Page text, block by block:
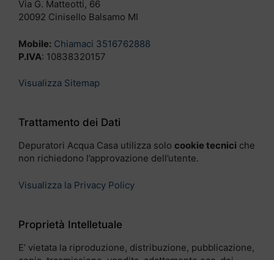
Via G. Matteotti, 66
20092 Cinisello Balsamo MI
Mobile: Chiamaci 3516762888
P.IVA: 10838320157
Visualizza Sitemap
Trattamento dei Dati
Depuratori Acqua Casa utilizza solo cookie tecnici che
non richiedono l’approvazione dell’utente.
Visualizza la Privacy Policy
Proprietà Intelletuale
E’ vietata la riproduzione, distribuzione, pubblicazione,